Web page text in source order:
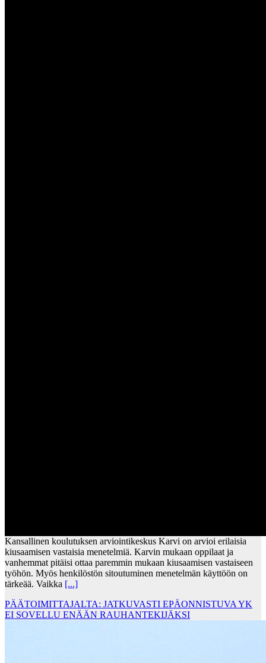
Kansallinen koulutuksen arviointikeskus Karvi on arvioi erilaisia
kiusaamisen vastaisia menetelmiä. Karvin mukaan oppilaat ja
vanhemmat pitäisi ottaa paremmin mukaan kiusaamisen vastaiseen
työhön. Myös henkilöstön sitoutuminen menetelmän käyttöön on
tärkeää. Vaikka [...]
PÄÄTOIMITTAJALTA: JATKUVASTI EPÄONNISTUVA YK
EI SOVELLU ENÄÄN RAUHANTEKIJÄKSI